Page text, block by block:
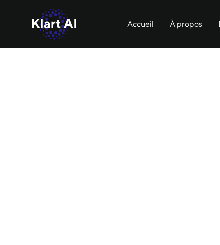
Accueil À propos